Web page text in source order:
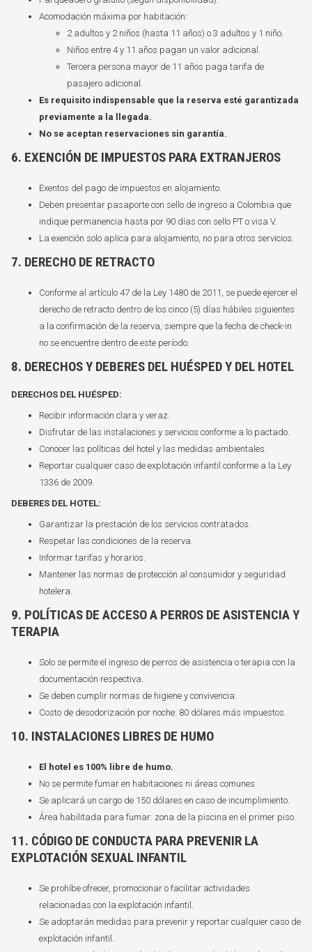
Acomodación máxima por habitación:
2 adultos y 2 niños (hasta 11 años) o 3 adultos y 1 niño.
Niños entre 4 y 11 años pagan un valor adicional.
Tercera persona mayor de 11 años paga tarifa de
pasajero adicional.
Es requisito indispensable que la reserva esté garantizada
previamente a la llegada.
No se aceptan reservaciones sin garantía.
6. EXENCIÓN DE IMPUESTOS PARA EXTRANJEROS
Exentos del pago de impuestos en alojamiento.
Deben presentar pasaporte con sello de ingreso a Colombia que
indique permanencia hasta por 90 días con sello PT o visa V.
La exención solo aplica para alojamiento, no para otros servicios.
7. DERECHO DE RETRACTO
Conforme al artículo 47 de la Ley 1480 de 2011, se puede ejercer el
derecho de retracto dentro de los cinco (5) días hábiles siguientes
a la confirmación de la reserva, siempre que la fecha de check-in
no se encuentre dentro de este período.
8. DERECHOS Y DEBERES DEL HUÉSPED Y DEL HOTEL
DERECHOS DEL HUÉSPED:
Recibir información clara y veraz.
Disfrutar de las instalaciones y servicios conforme a lo pactado.
Conocer las políticas del hotel y las medidas ambientales.
Reportar cualquier caso de explotación infantil conforme a la Ley
1336 de 2009.
DEBERES DEL HOTEL:
Garantizar la prestación de los servicios contratados.
Respetar las condiciones de la reserva.
Informar tarifas y horarios.
Mantener las normas de protección al consumidor y seguridad
hotelera.
9. POLÍTICAS DE ACCESO A PERROS DE ASISTENCIA Y
TERAPIA
Solo se permite el ingreso de perros de asistencia o terapia con la
documentación respectiva.
Se deben cumplir normas de higiene y convivencia.
Costo de desodorización por noche: 80 dólares más impuestos.
10. INSTALACIONES LIBRES DE HUMO
El hotel es 100% libre de humo.
No se permite fumar en habitaciones ni áreas comunes.
Se aplicará un cargo de 150 dólares en caso de incumplimiento.
Área habilitada para fumar: zona de la piscina en el primer piso.
11. CÓDIGO DE CONDUCTA PARA PREVENIR LA
EXPLOTACIÓN SEXUAL INFANTIL
Se prohíbe ofrecer, promocionar o facilitar actividades
relacionadas con la explotación infantil.
Se adoptarán medidas para prevenir y reportar cualquier caso de
explotación infantil.